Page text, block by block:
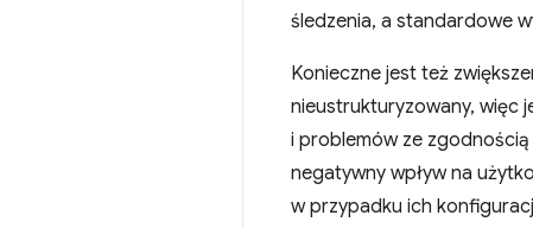
śledzenia, a standardowe
Konieczne jest też
nieustrukturyzowany, więc
i problemów ze
negatywny wpływ na
w przypadku ich